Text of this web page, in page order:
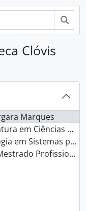
Clóvis
Marques
em Biologia e Química
para Internet
em Informática na Educação